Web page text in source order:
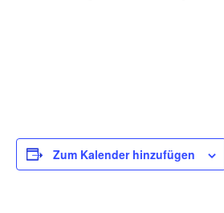
Zum Kalender hinzufügen